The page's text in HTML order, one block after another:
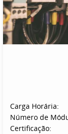
Carga Horária:
Número de
Certificação: